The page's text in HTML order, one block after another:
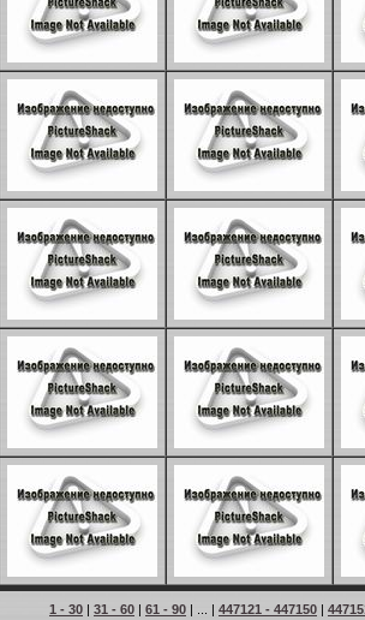
1 - 30 | 31 - 60 | 61 - 90 | ... | 447121 - 447150 |